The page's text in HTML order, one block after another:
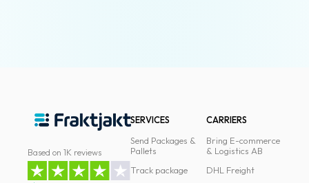
Terms
Terms
and
Based on 1K reviews
SERVICES
Send Packages &
Pallets
Track package
CARRIERS
Bring E-commerce
& Logistics AB
DHL Freight